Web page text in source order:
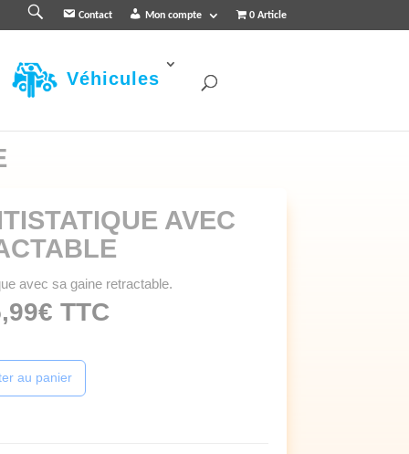
c
h
Contact Mon compte 0 Article
Véhicules
AVEC
avec sa gaine retractable.
€ TTC
au panier